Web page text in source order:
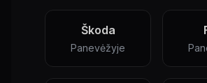
Škoda
Panevėžyje